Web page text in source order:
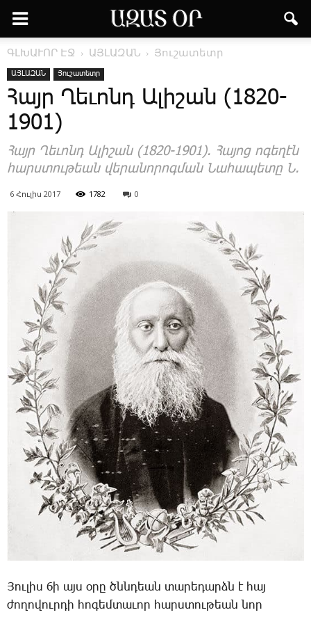
ԳԼԽԱՒՈՐ ԷՋ ԱՅԼԱԶԱՆ Յուշատետր
ԱՅԼԱԶԱՆ Յուշատետր
Հայր Ղեւոնդ Ալիշան (1820-
1901)
Հայր Ղեւոնդ Ալիշան (1820-1901). Հայոց ոգեղէն
հարստութեան վերանորոգման Նահապետը Ն.
6 Հուլիս 2017 1782 0
­Յու­լիս 6ի այս օ­րը ծննդեան տա­րե­դարձն է հայ
ժո­ղո­վուր­դի հո­գեմ­տա­ւոր հարս­տու­թեան նոր